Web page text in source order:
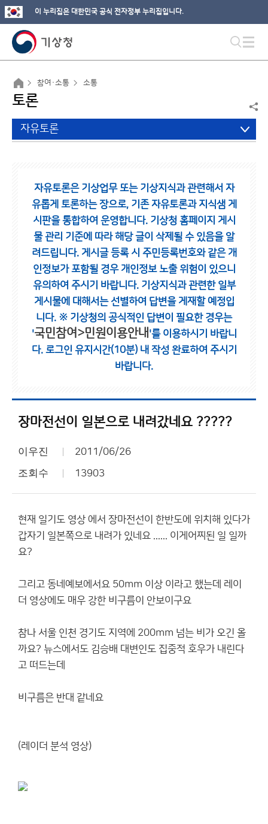
이 누리집은 대한민국 공식 전자정부 누리집입니다.
참여·소통 소통
토론
자유토론
자유토론은 기상업무 또는 기상지식과 관련해서 자
유롭게 토론하는 장으로, 기존 자유토론과 지식샘 게
시판을 통합하여 운영합니다. 기상청 홈페이지 게시
물 관리 기준에 따라 해당 글이 삭제될 수 있음을 알
려드립니다. 게시글 등록 시 주민등록번호와 같은 개
인정보가 포함될 경우 개인정보 노출 위험이 있으니
유의하여 주시기 바랍니다. 기상지식과 관련한 일부
게시물에 대해서는 선별하여 답변을 게재할 예정입
니다. ※ 기상청의 공식적인 답변이 필요한 경우는
'국민참여>민원이용안내 '를 이용하시기 바랍니
다. 로그인 유지시간(10분) 내 작성 완료하여 주시기
바랍니다.
장마전선이 일본으로 내려갔네요 ?????
이우진 2011/06/26
조회수 13903
현재 일기도 영상 에서 장마전선이 한반도에 위치해 있다가
갑자기 일본쪽으로 내려가 있네요 ...... 이게어찌된 일 일까
요?
그리고 동네예보에서요 50mm 이상 이라고 했는데 레이
더 영상에도 매우 강한 비구름이 안보이구요
참나 서울 인천 경기도 지역에 200mm 넘는 비가 오긴 올
까요? 뉴스에서도 김승배 대변인도 집중적 호우가 내린다
고 떠드는데
비구름은 반대 같네요
(레이더 분석 영상)